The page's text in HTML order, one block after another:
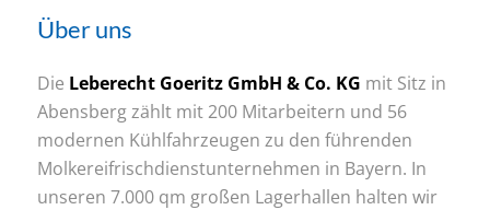
Über uns
Die Leberecht Goeritz GmbH & Co. KG mit Sitz in
Abensberg zählt mit 200 Mitarbeitern und 56
modernen Kühlfahrzeugen zu den führenden
Molkereifrischdienstunternehmen in Bayern. In
unseren 7.000 qm großen Lagerhallen halten wir